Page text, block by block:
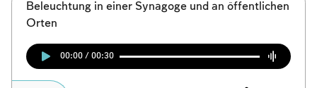
Beleuchtung in einer Synagoge und an öffentlichen
Orten
00:00 / 00:30